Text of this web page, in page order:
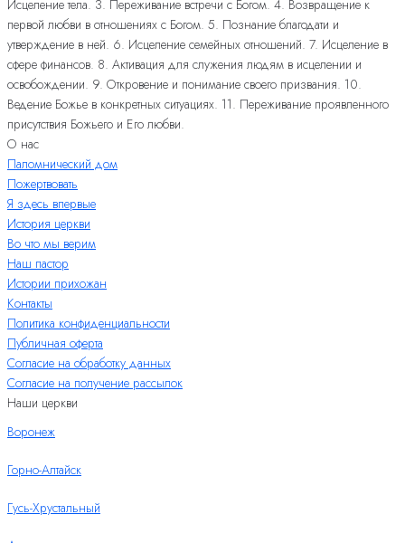
Исцеление тела. 3. Переживание встречи с Богом. 4. Возвращение к
первой любви в отношениях с Богом. 5. Познание благодати и
утверждение в ней. 6. Исцеление семейных отношений. 7. Исцеление в
сфере финансов. 8. Активация для служения людям в исцелении и
освобождении. 9. Откровение и понимание своего призвания. 10.
Ведение Божье в конкретных ситуациях. 11. Переживание проявленного
присутствия Божьего и Его любви.
О нас
Паломнический дом
Пожертвовать
Я здесь впервые
История церкви
Во что мы верим
Наш пастор
Истории прихожан
Контакты
Политика конфиденциальности
Публичная оферта
Согласие на обработку данных
Согласие на получение рассылок
Наши церкви
Воронеж
Горно-Алтайск
Гусь-Хрустальный